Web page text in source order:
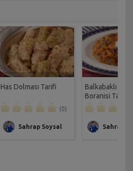
Has Dolması Tarifi
(0)
Sahrap Soysal
Balkabaklı
Boranisi Tarifi
Sahrap